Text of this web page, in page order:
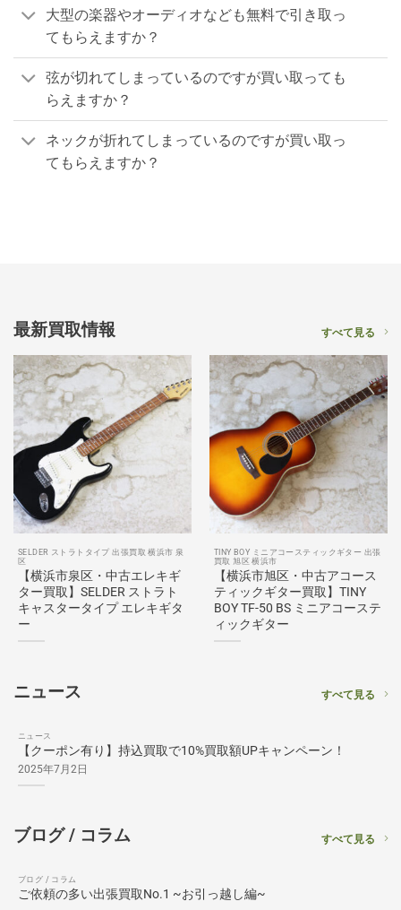
大型の楽器やオーディオなども無料で引き取っ
てもらえますか？
弦が切れてしまっているのですが買い取っても
らえますか？
ネックが折れてしまっているのですが買い取っ
てもらえますか？
最新買取情報 すべて見る
SELDER ストラトタイプ 出張買取 横浜市 泉
区
【横浜市泉区・中古エレキギ
ター買取】SELDER ストラト
キャスタータイプ エレキギタ
ー
TINY BOY ミニアコースティックギター 出張
買取 旭区 横浜市
【横浜市旭区・中古アコース
ティックギター買取】TINY
BOY TF-50 BS ミニアコーステ
ィックギター
ニュース すべて見る
ニュース
【クーポン有り】持込買取で10%買取額UPキャンペーン！
2025年7月2日
ブログ / コラム すべて見る
ブログ / コラム
ご依頼の多い出張買取No.1 ~お引っ越し編~